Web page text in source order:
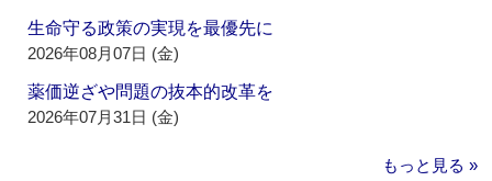
生命守る政策の実現を最優先に
2026年08月07日 (金)
薬価逆ざや問題の抜本的改革を
2026年07月31日 (金)
もっと見る »